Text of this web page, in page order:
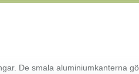
De smala aluminiumkanterna